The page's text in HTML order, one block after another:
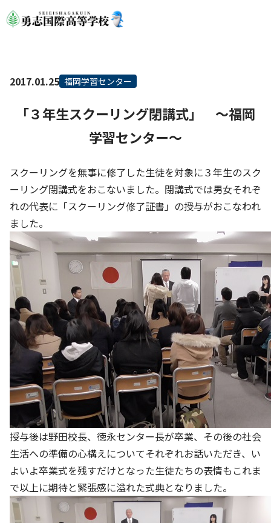
2017.01.25 福岡学習センター
「３年生スクーリング閉講式」 ～福岡
学習センター～
スクーリングを無事に修了した生徒を対象に３年生のスク
ーリング閉講式をおこないました。閉講式では男女それぞ
れの代表に「スクーリング修了証書」の授与がおこなわれ
ました。
授与後は野田校長、徳永センター長が卒業、その後の社会
生活への準備の心構えについてそれぞれお話いただき、い
よいよ卒業式を残すだけとなった生徒たちの表情もこれま
で以上に期待と緊張感に溢れた式典となりました。